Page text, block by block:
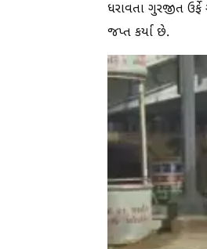
ધરાવતા ગુરજીત
જપ્ત કર્યા છે.